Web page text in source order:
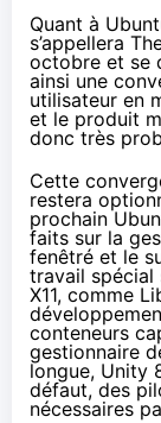
Quant à
s’appellera
octobre et se
ainsi une
utilisateur en
et le produit
donc très
Cette
restera
prochain
faits sur la
fenêtré et le
travail spécial
X11, comme
conteneurs
gestionnaire
longue, Unity
défaut, des
nécessaires